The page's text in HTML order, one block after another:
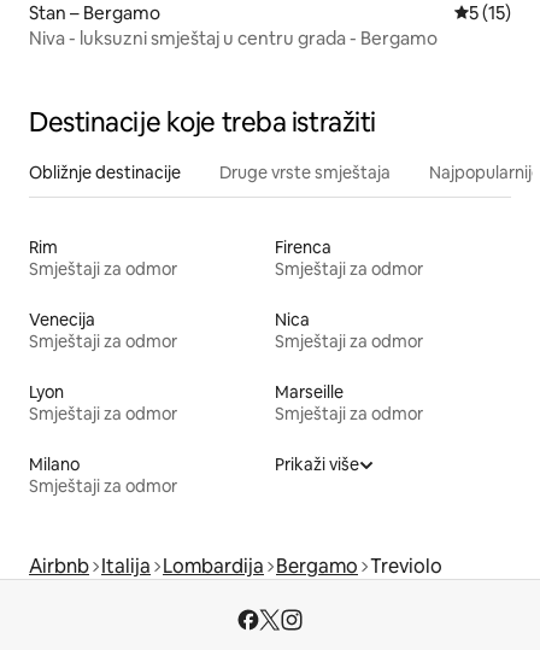
Stan – Bergamo Prosječna
5 (15)
Niva - luksuzni smještaj u centru grada - Bergamo
Destinacije koje treba istražiti
Obližnje destinacije Druge vrste smještaja
Rim
Smještaji za odmor
Firenca
Smještaji za odmor
Venecija
Smještaji za odmor
Nica
Smještaji za odmor
Lyon
Smještaji za odmor
Marseille
Smještaji za odmor
Milano
Smještaji za odmor
Prikaži više
Airbnb Italija Lombardija Bergamo Treviolo